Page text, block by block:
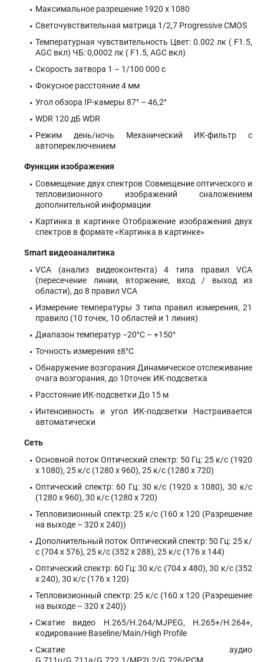
Максимальное разрешение 1920 х 1080
Светочувствительная матрица 1/2,7 Progressive CMOS
Температурная чувствительность Цвет: 0.002 лк ( F1.5,
AGC вкл) ЧБ: 0,0002 лк ( F1.5, AGC вкл)
Скорость затвора 1 – 1/100 000 с
Фокусное расстояние 4 мм
Угол обзора IP-камеры 87° – 46,2°
WDR 120 дБ WDR
Режим день/ночь Механический ИК-фильтр с
автопереключением
Функции изображения
Совмещение двух спектров Совмещение оптического и
тепловизионного изображений сналожением
дополнительной информации
Картинка в картинке Отображение изображения двух
спектров в формате «Картинка в картинке»
Smart видеоаналитика
VCA (анализ видеоконтента) 4 типа правил VCA
(пересечение линии, вторжение, вход / выход из
области), до 8 правил VCA
Измерение температуры 3 типа правил измерения, 21
правило (10 точек, 10 областей и 1 линия)
Диапазон температур −20°С – +150°
Точность измерения ±8°С
Обнаружение возгорания Динамическое отслеживание
очага возгорания, до 10точек ИК-подсветка
Расстояние ИК-подсветки До 15 м
Интенсивность и угол ИК-подсветки Настраивается
автоматически
Сеть
Основной поток Оптический спектр: 50 Гц: 25 к/с (1920
x 1080), 25 к/с (1280 x 960), 25 к/с (1280 x 720)
Оптический спектр: 60 Гц: 30 к/с (1920 x 1080), 30 к/с
(1280 x 960), 30 к/с (1280 x 720)
Тепловизионный спектр: 25 к/с (160 x 120 (Разрешение
на выходе – 320 x 240))
Дополнительный поток Оптический спектр: 50 Гц: 25 к/
с (704 x 576), 25 к/с (352 x 288), 25 к/с (176 x 144)
Оптический спектр: 60 Гц: 30 к/с (704 x 480), 30 к/с (352
x 240), 30 к/с (176 x 120)
Тепловизионный спектр: 25 к/с (160 x 120 (Разрешение
на выходе – 320 x 240))
Сжатие видео H.265/H.264/MJPEG, H.265+/H.264+,
кодирование Baseline/Main/High Profile
Сжатие аудио